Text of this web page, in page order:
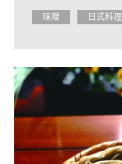
味噌 日式料理